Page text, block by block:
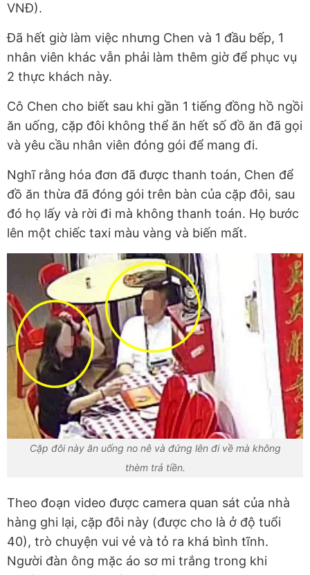
VNĐ).
Đã hết giờ làm việc nhưng Chen và 1 đầu bếp, 1
nhân viên khác vẫn phải làm thêm giờ để phục vụ
2 thực khách này.
Cô Chen cho biết sau khi gần 1 tiếng đồng hồ ngồi
ăn uống, cặp đôi không thể ăn hết số đồ ăn đã gọi
và yêu cầu nhân viên đóng gói để mang đi.
Nghĩ rằng hóa đơn đã được thanh toán, Chen để
đồ ăn thừa đã đóng gói trên bàn của cặp đôi, sau
đó họ lấy và rời đi mà không thanh toán. Họ bước
lên một chiếc taxi màu vàng và biến mất.
Cặp đôi này ăn uống no nê và đứng lên đi về mà không
thèm trả tiền.
Theo đoạn video được camera quan sát của nhà
hàng ghi lại, cặp đôi này (được cho là ở độ tuổi
40), trò chuyện vui vẻ và tỏ ra khá bình tĩnh.
Người đàn ông mặc áo sơ mi trắng trong khi